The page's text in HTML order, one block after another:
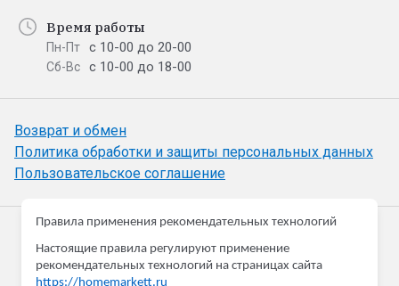
Время работы
Пн-Пт с 10-00 до 20-00
Сб-Вс с 10-00 до 18-00
Возврат и обмен
Политика обработки и защиты персональных данных
Пользовательское соглашение
Товары для дома и дачи
Правила применения рекомендательных технологий
Настоящие правила регулируют применение
рекомендательных технологий на страницах сайта
https://homemarkett.ru